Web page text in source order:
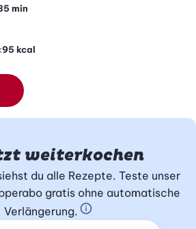
min
95 kcal
weiterkochen
du alle Rezepte. Teste unser
gratis ohne automatische
Verlängerung.
Schnupperabo Info